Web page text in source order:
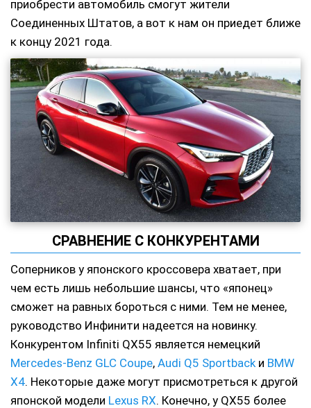
приобрести автомобиль смогут жители
Соединенных Штатов, а вот к нам он приедет ближе
к концу 2021 года.
СРАВНЕНИЕ С КОНКУРЕНТАМИ
Соперников у японского кроссовера хватает, при
чем есть лишь небольшие шансы, что «японец»
сможет на равных бороться с ними. Тем не менее,
руководство Инфинити надеется на новинку.
Конкурентом Infiniti QX55 является немецкий
Mercedes-Benz GLC Coupe, Audi Q5 Sportback и BMW
X4. Некоторые даже могут присмотреться к другой
японской модели Lexus RX. Конечно, у QX55 более